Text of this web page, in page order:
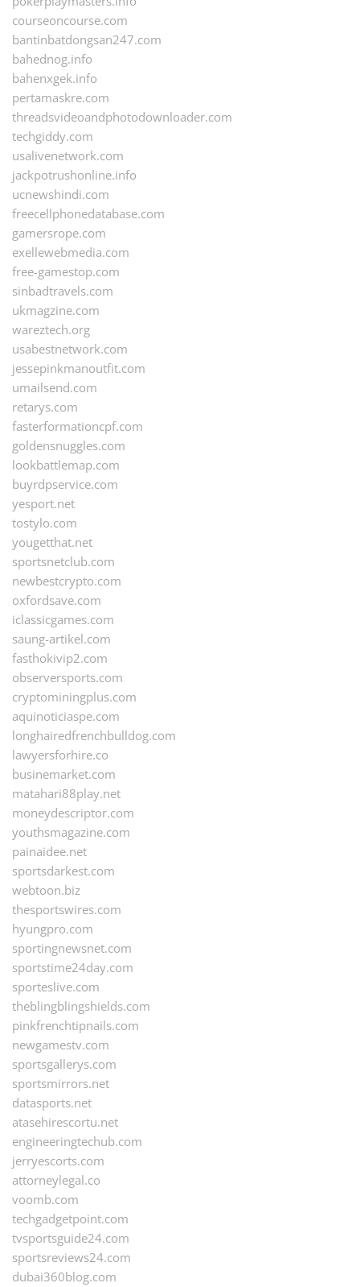
courseoncourse.com
bantinbatdongsan247.com
bahednog.info
bahenxgek.info
pertamaskre.com
threadsvideoandphotodownloader.com
techgiddy.com
usalivenetwork.com
jackpotrushonline.info
ucnewshindi.com
freecellphonedatabase.com
gamersrope.com
exellewebmedia.com
free-gamestop.com
sinbadtravels.com
ukmagzine.com
wareztech.org
usabestnetwork.com
jessepinkmanoutfit.com
umailsend.com
retarys.com
fasterformationcpf.com
goldensnuggles.com
lookbattlemap.com
buyrdpservice.com
yesport.net
tostylo.com
yougetthat.net
sportsnetclub.com
newbestcrypto.com
oxfordsave.com
iclassicgames.com
saung-artikel.com
fasthokivip2.com
observersports.com
cryptominingplus.com
aquinoticiaspe.com
longhairedfrenchbulldog.com
lawyersforhire.co
businemarket.com
matahari88play.net
moneydescriptor.com
youthsmagazine.com
painaidee.net
sportsdarkest.com
webtoon.biz
thesportswires.com
hyungpro.com
sportingnewsnet.com
sportstime24day.com
sporteslive.com
theblingblingshields.com
pinkfrenchtipnails.com
newgamestv.com
sportsgallerys.com
sportsmirrors.net
datasports.net
atasehirescortu.net
engineeringtechub.com
jerryescorts.com
attorneylegal.co
voomb.com
techgadgetpoint.com
tvsportsguide24.com
sportsreviews24.com
dubai360blog.com